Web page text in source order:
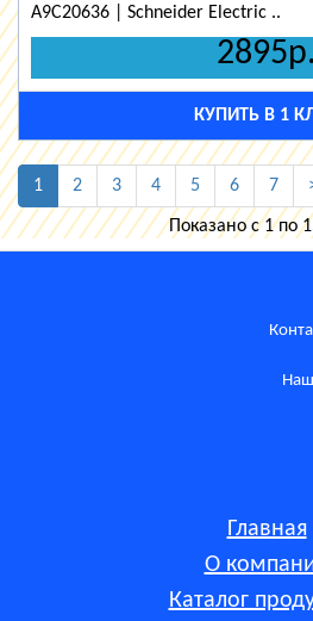
A9C20636 | Schneider Electric ..
2895р.
КУПИТЬ В 1
1 2 3 4 5 6 7
Показано с 1 по
Главная
О
Каталог